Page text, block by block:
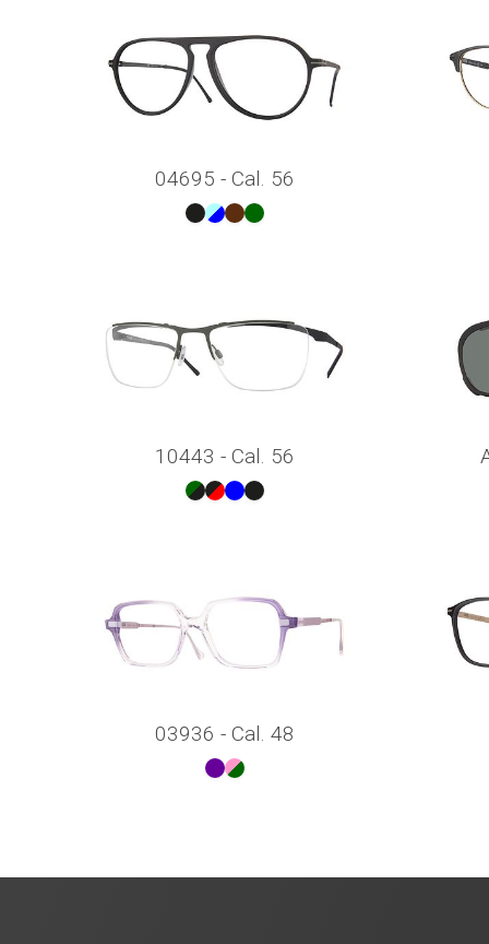
04695 - Cal. 56
10443 - Cal. 56
03936 - Cal. 48